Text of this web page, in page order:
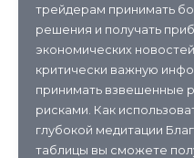
трейдерам принимать
решения и получать
экономических
критически важную
принимать взвешенные
рисками. Как
глубокой медитации
таблицы вы сможете